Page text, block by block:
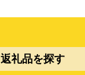
返礼品を探す